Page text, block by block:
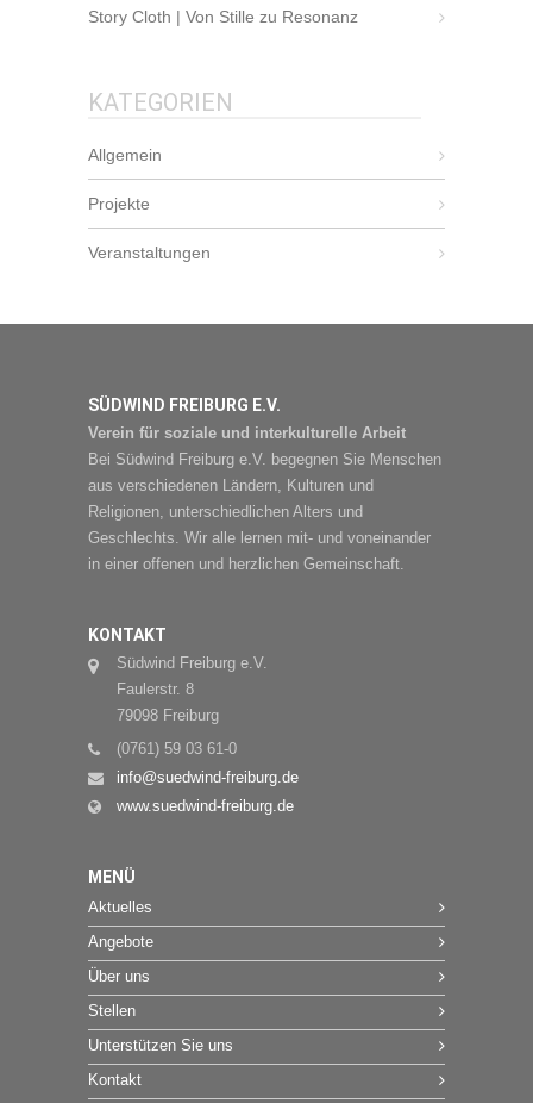
Story Cloth | Von Stille zu Resonanz
KATEGORIEN
Allgemein
Projekte
Veranstaltungen
SÜDWIND FREIBURG E.V.
Verein für soziale und interkulturelle Arbeit
Bei Südwind Freiburg e.V. begegnen Sie Menschen
aus verschiedenen Ländern, Kulturen und
Religionen, unterschiedlichen Alters und
Geschlechts. Wir alle lernen mit- und voneinander
in einer offenen und herzlichen Gemeinschaft.
KONTAKT
Südwind Freiburg e.V.
Faulerstr. 8
79098 Freiburg
(0761) 59 03 61-0
info@suedwind-freiburg.de
www.suedwind-freiburg.de
MENÜ
Aktuelles
Angebote
Über uns
Stellen
Unterstützen Sie uns
Kontakt